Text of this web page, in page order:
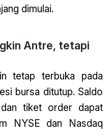
dimulai.
Antre, tetapi
tetap terbuka pada
bursa ditutup. Saldo
tiket order dapat
NYSE dan Nasdaq